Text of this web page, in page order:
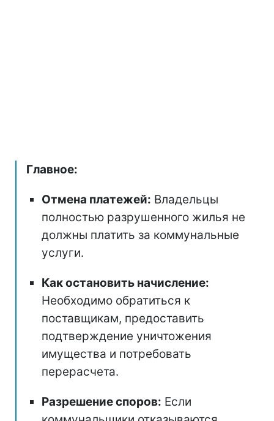
Главное:
Отмена платежей: Владельцы
полностью разрушенного жилья не
должны платить за коммунальные
услуги.
Как остановить начисление:
Необходимо обратиться к
поставщикам, предоставить
подтверждение уничтожения
имущества и потребовать
перерасчета.
Разрешение споров: Если